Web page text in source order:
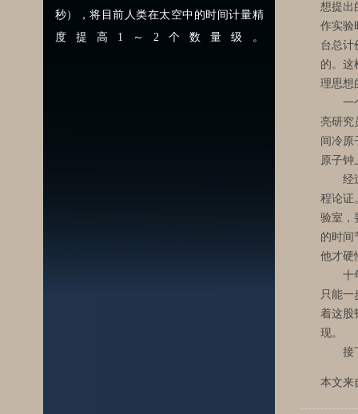
秒），将目前人类在太空中的时间计量精
度提高1～2个数量级。
想提出
作实验
台总计
的。这
理思想
一个
亮研究
间冷原
原子钟
经过
程论证
验室，
的时间
他才硬
十年
只能一
着这股
现。
接下
本文来